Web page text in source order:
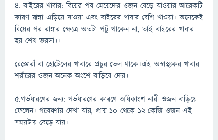
৪. বাইরের খাবার: বিয়ের পর মেয়েদের ওজন বেড়ে যাওয়ার আরেকটি
কারণ রান্না এড়িয়ে যাওয়া এবং বাইরের খাবার বেশি খাওয়া। অনেকেই
বিয়ের পর রান্নার ক্ষেত্রে অতটা পটু থাকেন না, তাই বাইরের খাবার
হয় শেষ ভরসা।।
রেস্তোরাঁ বা হোটেলের খাবারে প্রচুর তেল থাকে।এই অস্বাস্থ্যকর খাবার
শরীরের ওজন অনেক অংশে বাড়িয়ে দেয়।
৫.গর্ভধারণের জন্য: গর্ভধারণের কারণে অধিকাংশ নারী ওজন বাড়িয়ে
ফেলেন। গবেষণায় দেখা যায়, প্রায় ১০ থেকে ১২ কেজি ওজন এই
সময়টায় বেড়ে যায়।